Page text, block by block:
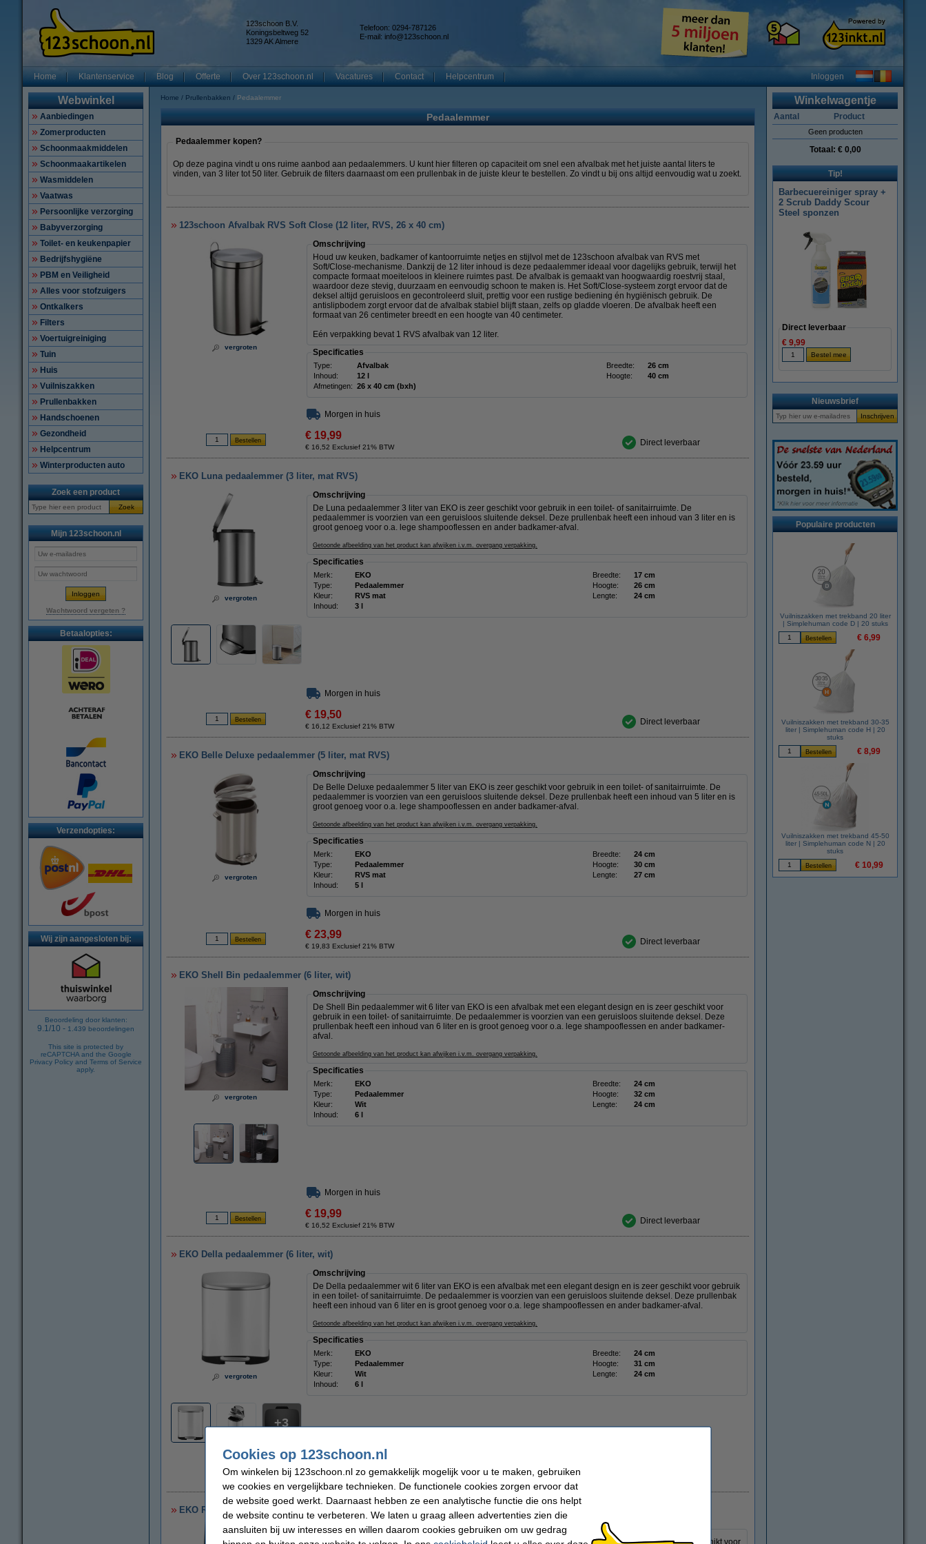
123schoon B.V.
Koningsbeltweg 52
1329 AK Almere
Telefoon: 0294-787126
E-mail: info@123schoon.nl
Home Klantenservice Blog Offerte Over 123schoon.nl Vacatures Contact Helpcentrum Inloggen
Webwinkel
Aanbiedingen
Zomerproducten
Schoonmaakmiddelen
Schoonmaakartikelen
Wasmiddelen
Vaatwas
Persoonlijke verzorging
Babyverzorging
Toilet- en keukenpapier
Bedrijfshygiëne
PBM en Veiligheid
Alles voor stofzuigers
Ontkalkers
Filters
Voertuigreiniging
Tuin
Huis
Vuilniszakken
Prullenbakken
Handschoenen
Gezondheid
Helpcentrum
Winterproducten auto
Zoek een product
Zoek
Mijn 123schoon.nl
Wachtwoord vergeten ?
Betaalopties:
Verzendopties:
Wij zijn aangesloten bij:
Beoordeling door klanten:
9.1/10 - 1.439 beoordelingen
This site is protected by
reCAPTCHA and the Google
Privacy Policy and Terms of Service
apply.
Home Prullenbakken Pedaalemmer
Pedaalemmer
Pedaalemmer kopen?
Op deze pagina vindt u ons ruime aanbod aan pedaalemmers. U kunt hier filteren op capaciteit om snel een afvalbak met het juiste aantal liters te
vinden, van 3 liter tot 50 liter. Gebruik de filters daarnaast om een prullenbak in de juiste kleur te bestellen. Zo vindt u bij ons altijd eenvoudig wat u zoekt.
123schoon Afvalbak RVS Soft Close (12 liter, RVS, 26 x 40 cm)
vergroten
Omschrijving
Houd uw keuken, badkamer of kantoorruimte netjes en stijlvol met de 123schoon afvalbak van RVS met
Soft/Close-mechanisme. Dankzij de 12 liter inhoud is deze pedaalemmer ideaal voor dagelijks gebruik, terwijl het
compacte formaat moeiteloos in kleinere ruimtes past. De afvalbak is gemaakt van hoogwaardig roestvrij staal,
waardoor deze stevig, duurzaam en eenvoudig schoon te maken is. Het Soft/Close-systeem zorgt ervoor dat de
deksel altijd geruisloos en gecontroleerd sluit, prettig voor een rustige bediening én hygiënisch gebruik. De
antislipbodem zorgt ervoor dat de afvalbak stabiel blijft staan, zelfs op gladde vloeren. De afvalbak heeft een
formaat van 26 centimeter breedt en een hoogte van 40 centimeter.
Eén verpakking bevat 1 RVS afvalbak van 12 liter.
Specificaties
Type: Afvalbak Breedte:
26 cm
Inhoud:
12 l Hoogte:
40 cm
Afmetingen:
26 x 40 cm (bxh)
Morgen in huis
€ 19,99
€ 16,52 Exclusief 21% BTW Direct leverbaar
EKO Luna pedaalemmer (3 liter, mat RVS)
vergroten
Omschrijving
De Luna pedaalemmer 3 liter van EKO is zeer geschikt voor gebruik in een toilet- of sanitairruimte. De
pedaalemmer is voorzien van een geruisloos sluitende deksel. Deze prullenbak heeft een inhoud van 3 liter en is
groot genoeg voor o.a. lege shampooflessen en ander badkamer-afval.
Getoonde afbeelding van het product kan afwijken i.v.m. overgang verpakking.
Specificaties
Merk: EKO Breedte:
17 cm
Type:
Pedaalemmer Hoogte:
26 cm
Kleur:
RVS mat Lengte:
24 cm
Inhoud:
3 l
Morgen in huis
€ 19,50
€ 16,12 Exclusief 21% BTW Direct leverbaar
EKO Belle Deluxe pedaalemmer (5 liter, mat RVS)
vergroten
Omschrijving
De Belle Deluxe pedaalemmer 5 liter van EKO is zeer geschikt voor gebruik in een toilet- of sanitairruimte. De
pedaalemmer is voorzien van een geruisloos sluitende deksel. Deze prullenbak heeft een inhoud van 5 liter en is
groot genoeg voor o.a. lege shampooflessen en ander badkamer-afval.
Getoonde afbeelding van het product kan afwijken i.v.m. overgang verpakking.
Specificaties
Merk: EKO Breedte:
24 cm
Type:
Pedaalemmer Hoogte:
30 cm
Kleur:
RVS mat Lengte:
27 cm
Inhoud:
5 l
Morgen in huis
€ 23,99
€ 19,83 Exclusief 21% BTW Direct leverbaar
EKO Shell Bin pedaalemmer (6 liter, wit)
vergroten
Omschrijving
De Shell Bin pedaalemmer wit 6 liter van EKO is een afvalbak met een elegant design en is zeer geschikt voor
gebruik in een toilet- of sanitairruimte. De pedaalemmer is voorzien van een geruisloos sluitende deksel. Deze
prullenbak heeft een inhoud van 6 liter en is groot genoeg voor o.a. lege shampooflessen en ander badkamer-
afval.
Getoonde afbeelding van het product kan afwijken i.v.m. overgang verpakking.
Specificaties
Merk: EKO Breedte:
24 cm
Type:
Pedaalemmer Hoogte:
32 cm
Kleur:
Wit Lengte:
24 cm
Inhoud:
6 l
Morgen in huis
€ 19,99
€ 16,52 Exclusief 21% BTW Direct leverbaar
EKO Della pedaalemmer (6 liter, wit)
vergroten
3
Omschrijving
De Della pedaalemmer wit 6 liter van EKO is een afvalbak met een elegant design en is zeer geschikt voor gebruik
in een toilet- of sanitairruimte. De pedaalemmer is voorzien van een geruisloos sluitende deksel. Deze prullenbak
heeft een inhoud van 6 liter en is groot genoeg voor o.a. lege shampooflessen en ander badkamer-afval.
Getoonde afbeelding van het product kan afwijken i.v.m. overgang verpakking.
Specificaties
Merk: EKO Breedte:
24 cm
Type:
Pedaalemmer Hoogte:
31 cm
Kleur:
Wit Lengte:
24 cm
Inhoud:
6 l
€ 26,50
EKO Regent pedaalemmer (6 liter, mat RVS)
Omschrijving
De Regent pedaalemmer mat RVS 6 liter van EKO is een afvalbak met een modern design en is zeer geschikt voor
Winkelwagentje
Aantal Product
Geen producten
Totaal: € 0,00
Tip!
Barbecuereiniger spray +
2 Scrub Daddy Scour
Steel sponzen
Direct leverbaar
€ 9,99
Nieuwsbrief
Populaire producten
Vuilniszakken met trekband 20 liter
| Simplehuman code D | 20 stuks
€ 6,99
Vuilniszakken met trekband 30-35
liter | Simplehuman code H | 20
stuks
€ 8,99
Vuilniszakken met trekband 45-50
liter | Simplehuman code N | 20
stuks
€ 10,99
Cookies op 123schoon.nl
Om winkelen bij 123schoon.nl zo gemakkelijk mogelijk voor u te maken, gebruiken
we cookies en vergelijkbare technieken. De functionele cookies zorgen ervoor dat
de website goed werkt. Daarnaast hebben ze een analytische functie die ons helpt
de website continu te verbeteren. We laten u graag alleen advertenties zien die
aansluiten bij uw interesses en willen daarom cookies gebruiken om uw gedrag